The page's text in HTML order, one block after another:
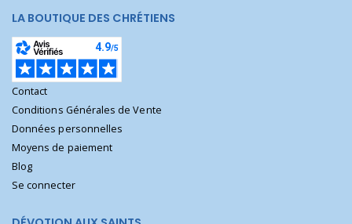
LA BOUTIQUE DES CHRÉTIENS
Contact
Conditions Générales de Vente
Données personnelles
Moyens de paiement
Blog
Se connecter